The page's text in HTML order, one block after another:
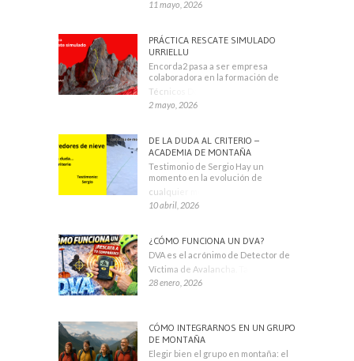
11 mayo, 2026
PRÁCTICA RESCATE SIMULADO
URRIELLU
Encorda2 pasa a ser empresa
colaboradora en la formación de
Técnicos Deportivos
2 mayo, 2026
DE LA DUDA AL CRITERIO –
ACADEMIA DE MONTAÑA
Testimonio de Sergio Hay un
momento en la evolución de
cualquier montañero
10 abril, 2026
¿CÓMO FUNCIONA UN DVA?
DVA es el acrónimo de Detector de
Víctima de Avalancha. También se
28 enero, 2026
CÓMO INTEGRARNOS EN UN GRUPO
DE MONTAÑA
Elegir bien el grupo en montaña: el